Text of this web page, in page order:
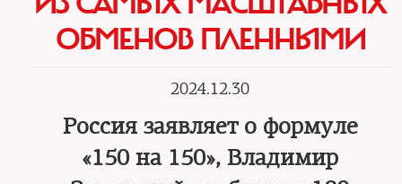
ОБМЕНОВ ПЛЕННЫМИ
2024.12.30
Россия заявляет о формуле
«150 на 150», Владимир